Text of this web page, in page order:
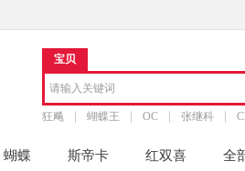
宝贝
狂飚 蝴蝶王 OC 张继科
蝴蝶 斯帝卡 红双喜 全